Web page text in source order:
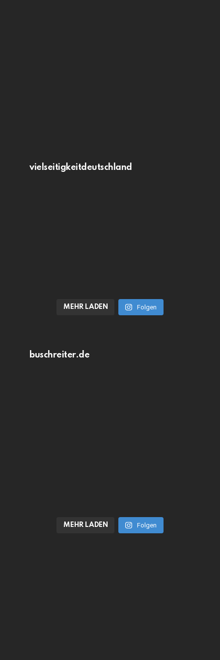
vielseitigkeitdeutschland
MEHR LADEN Folgen
buschreiter.de
MEHR LADEN Folgen